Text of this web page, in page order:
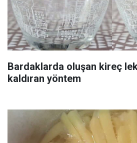
Bardaklarda oluşan kireç
kaldıran yöntem